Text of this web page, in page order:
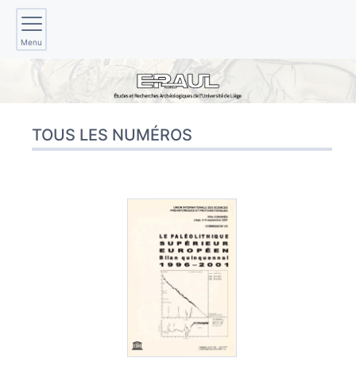
Menu
TOUS LES NUMÉROS